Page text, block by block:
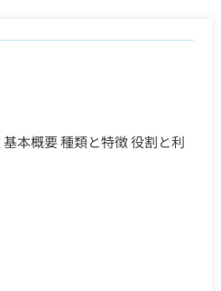
本概要 種類と特徴 役割と利